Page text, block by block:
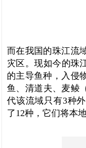
而在我国的珠江流
灾区。现如今的珠
的主导鱼种，入侵
鱼、清道夫、麦鲮
代该流域只有3种
了12种，它们将本